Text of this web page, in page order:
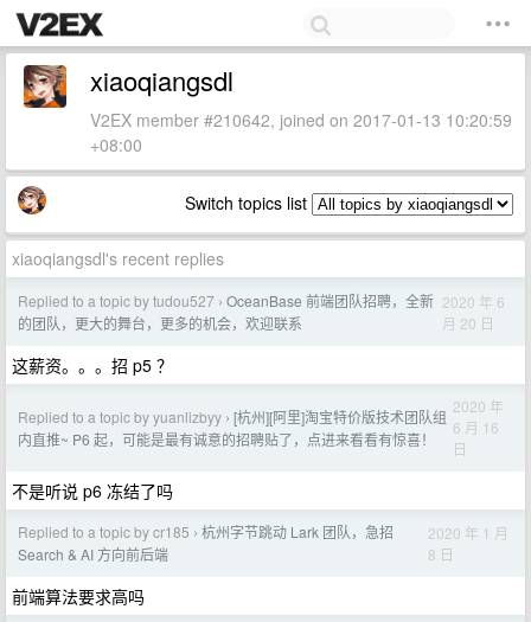
xiaoqiangsdl
V2EX member #210642, joined on 2017-01-13 10:20:59
+08:00
Switch topics list
xiaoqiangsdl's recent replies
Replied to a topic by tudou527 › OceanBase 前端团队招聘，全新
的团队，更大的舞台，更多的机会，欢迎联系
2020 年 6
月 20 日
这薪资。。。招 p5 ？
Replied to a topic by yuanlizbyy › [杭州][阿里]淘宝特价版技术团队组
内直推~ P6 起，可能是最有诚意的招聘贴了，点进来看看有惊喜！
2020 年
6 月 16
日
不是听说 p6 冻结了吗
Replied to a topic by cr185 › 杭州字节跳动 Lark 团队，急招
Search & AI 方向前后端
2020 年 1 月
8 日
前端算法要求高吗